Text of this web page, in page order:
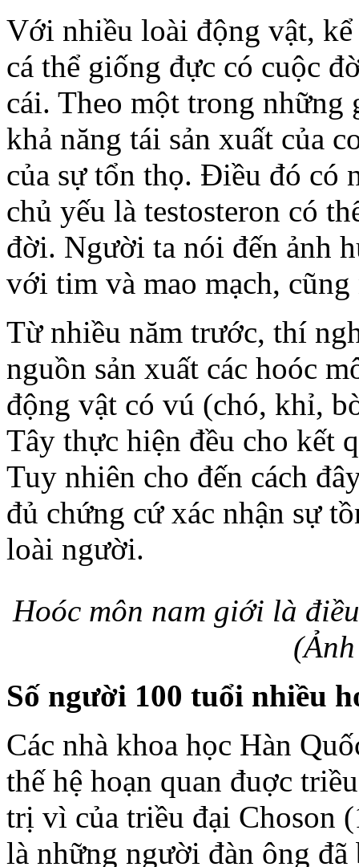
Với nhiều loài động vật,
cá thể giống đực có cuộc
cái. Theo một trong
khả năng tái sản xuất của
của sự tổn thọ. Điều đó có
chủ yếu là testosteron có
đời. Người ta nói đến ảnh
với tim và mao mạch,
Từ nhiều năm trước, thí
nguồn sản xuất các hoóc
động vật có vú (chó, khỉ,
Tây thực hiện đều cho kết
Tuy nhiên cho đến cách
đủ chứng cứ xác nhận sự
loài người.
Hoóc môn nam giới là
Số người 100 tuổi nhiều
Các nhà khoa học Hàn
thế hệ hoạn quan đuợc
trị vì của triều đại Choson
là những người đàn ông